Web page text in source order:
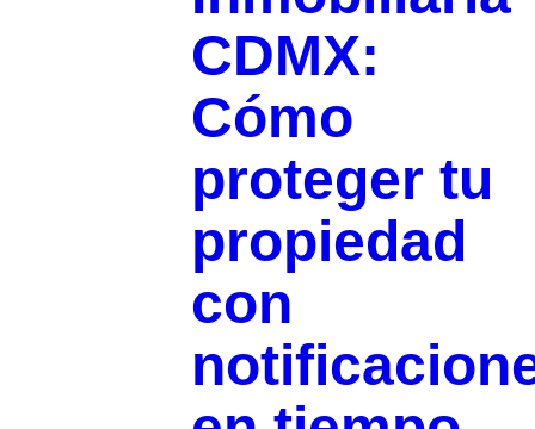
CDMX:
Cómo
proteger tu
propiedad
con